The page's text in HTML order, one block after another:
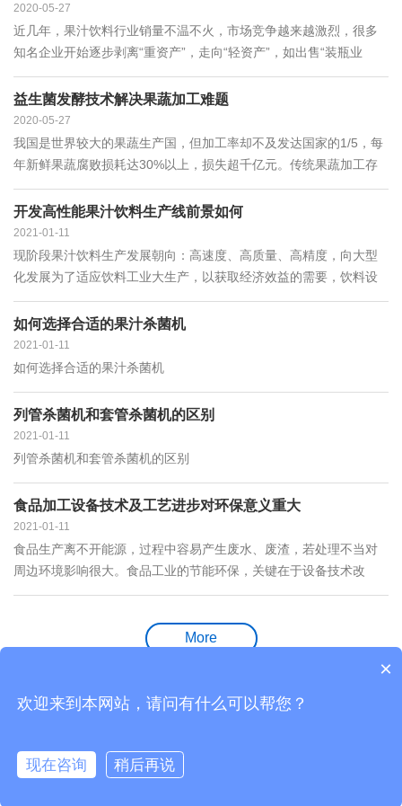
2020-05-27
近几年，果汁饮料行业销量不温不火，市场竞争越来越激烈，很多
知名企业开始逐步剥离“重资产”，走向“轻资产”，如出售“装瓶业
务”、出售工厂，进而出现产能过剩的情况，急需寻找适合的模式来
实现剩余产能的有效配置，而在“共享经济”的热潮影响下，未来“共
享工厂”“共享产能”有望解决这一问题。
益生菌发酵技术解决果蔬加工难题
2020-05-27
我国是世界较大的果蔬生产国，但加工率却不及发达国家的1/5，每
年新鲜果蔬腐败损耗达30%以上，损失超千亿元。传统果蔬加工存
在能耗高、污染大、生产周期长、口感欠佳、营养损失大等诸多问
题，亟须寻求先进的果蔬精深加工技术加以解决。
开发高性能果汁饮料生产线前景如何
2021-01-11
现阶段果汁饮料生产发展朝向：高速度、高质量、高精度，向大型
化发展为了适应饮料工业大生产，以获取经济效益的需要，饮料设
备越来越趋向于大型化。设备多功能化一体多用，适应多种液体、
多种瓶型的灌装和封口。可进行茶饮料、咖啡饮料、豆乳饮料和果
汁饮料等多种饮料的热灌装，也可进行玻璃瓶和聚酯瓶的灌装。饮
料机械机电一体化这是当前饮料机械设备发展的重要的趋势。
如何选择合适的果汁杀菌机
2021-01-11
如何选择合适的果汁杀菌机
列管杀菌机和套管杀菌机的区别
2021-01-11
列管杀菌机和套管杀菌机的区别
食品加工设备技术及工艺进步对环保意义重大
2021-01-11
食品生产离不开能源，过程中容易产生废水、废渣，若处理不当对
周边环境影响很大。食品工业的节能环保，关键在于设备技术改
进，从源头做起。
More
江苏利臻机械科技有限公司©版权所有2004-2019 FOCUSSLR.com版权所有
×
欢迎来到本网站，请问有什么可以帮您？
现在咨询 稍后再说